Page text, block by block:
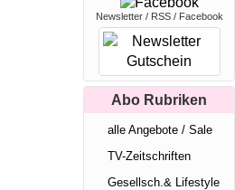
Newsletter / RSS / Facebook
Abo Rubriken
alle Angebote / Sale
TV-Zeitschriften
Gesellsch.& Lifestyle